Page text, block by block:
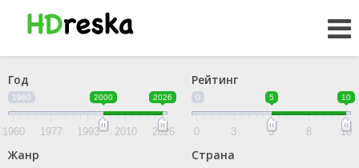
Год
1960 2000 2026
1960 1977 1993 2010 2026
Рейтинг
0 5 10
0 3 5 8 10
Жанр Страна